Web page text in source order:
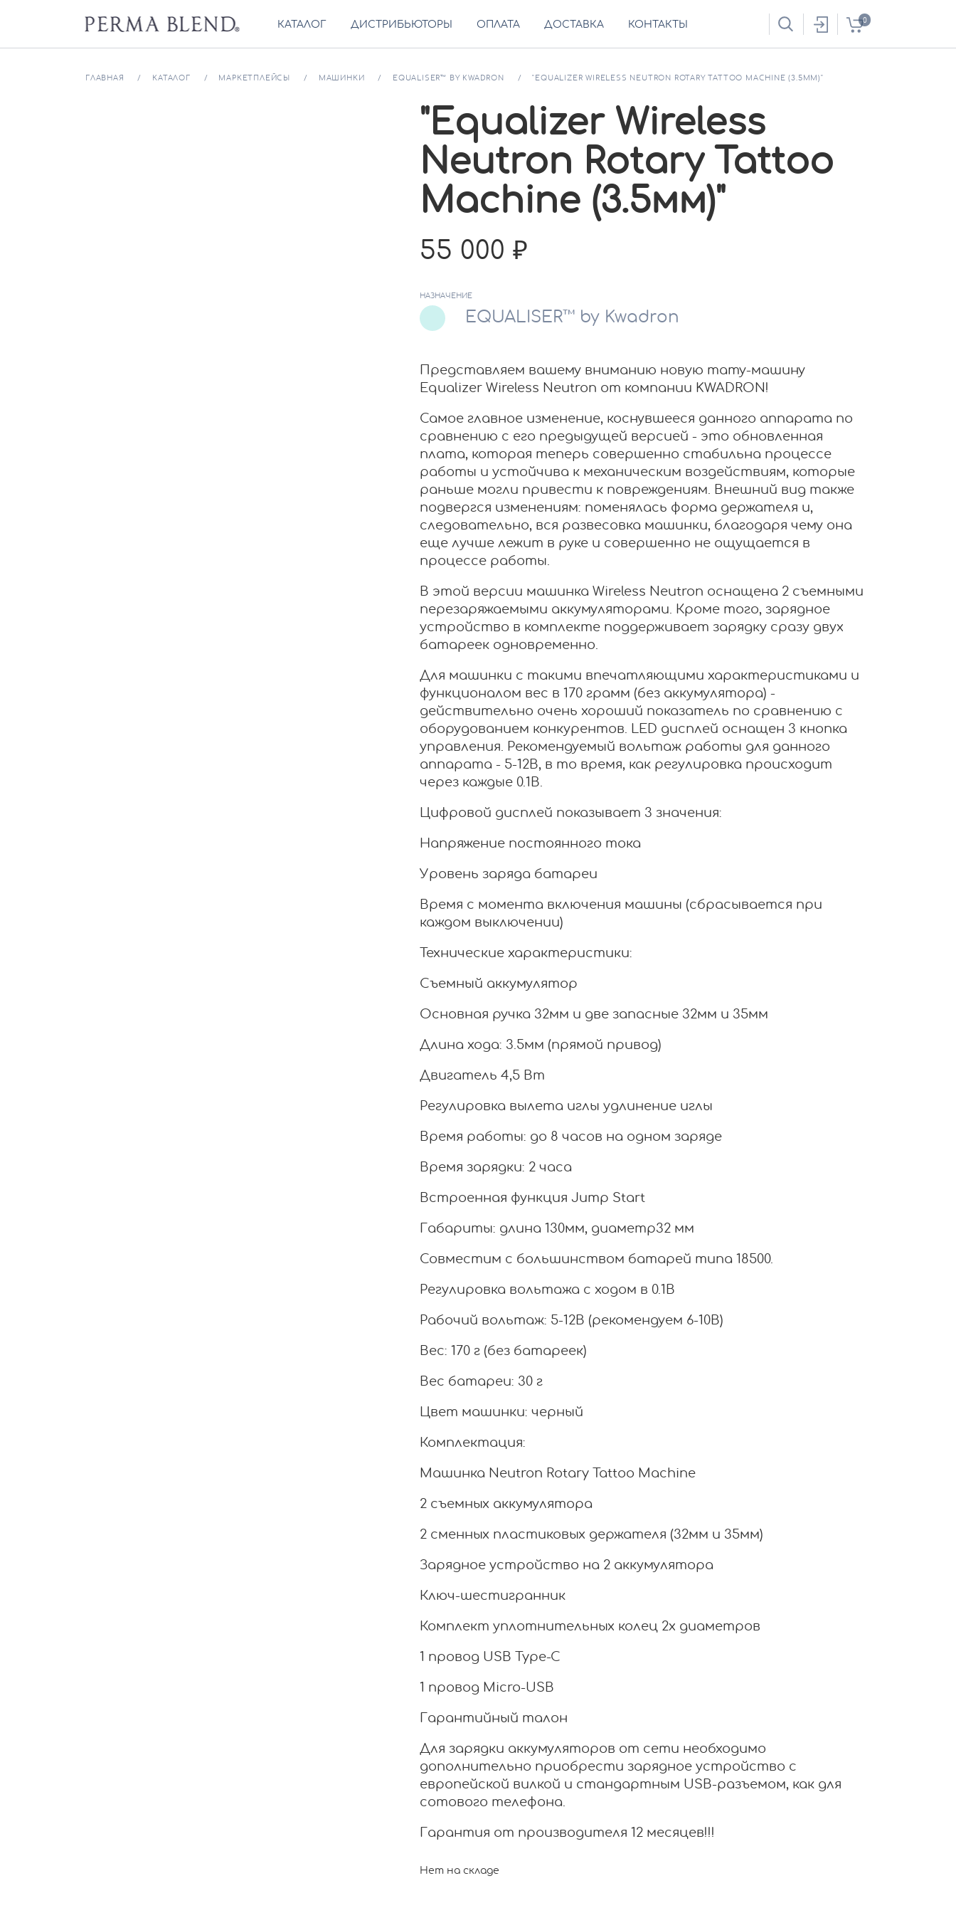
КАТАЛОГ ДИСТРИБЬЮТОРЫ ОПЛАТА ДОСТАВКА КОНТАКТЫ 0
ГЛАВНАЯ КАТАЛОГ МАРКЕТПЛЕЙСЫ МАШИНКИ EQUALISER™ BY KWADRON "EQUALIZER WIRELESS NEUTRON ROTARY TATTOO MACHINE (3.5ММ)"
"Equalizer Wireless
Neutron Rotary Tattoo
Machine (3.5мм)"
55 000
НАЗНАЧЕНИЕ
EQUALISER™ by Kwadron
Представляем вашему вниманию новую тату-машину
Equalizer Wireless Neutron от компании KWADRON!
Самое главное изменение, коснувшееся данного аппарата по
сравнению с его предыдущей версией - это обновленная
плата, которая теперь совершенно стабильна процессе
работы и устойчива к механическим воздействиям, которые
раньше могли привести к повреждениям. Внешний вид также
подвергся изменениям: поменялась форма держателя и,
следовательно, вся развесовка машинки, благодаря чему она
еще лучше лежит в руке и совершенно не ощущается в
процессе работы.
В этой версии машинка Wireless Neutron оснащена 2 съемными
перезаряжаемыми аккумуляторами. Кроме того, зарядное
устройство в комплекте поддерживает зарядку сразу двух
батареек одновременно.
Для машинки с такими впечатляющими характеристиками и
функционалом вес в 170 грамм (без аккумулятора) -
действительно очень хороший показатель по сравнению с
оборудованием конкурентов. LED дисплей оснащен 3 кнопка
управления. Рекомендуемый вольтаж работы для данного
аппарата - 5-12В, в то время, как регулировка происходит
через каждые 0.1В.
Цифровой дисплей показывает 3 значения:
Напряжение постоянного тока
Уровень заряда батареи
Время с момента включения машины (сбрасывается при
каждом выключении)
Технические характеристики:
Съемный аккумулятор
Основная ручка 32мм и две запасные 32мм и 35мм
Длина хода: 3.5мм (прямой привод)
Двигатель 4,5 Вт
Регулировка вылета иглы удлинение иглы
Время работы: до 8 часов на одном заряде
Время зарядки: 2 часа
Встроенная функция Jump Start
Габариты: длина 130мм, диаметр32 мм
Совместим с большинством батарей типа 18500.
Регулировка вольтажа с ходом в 0.1В
Рабочий вольтаж: 5-12В (рекомендуем 6-10В)
Вес: 170 г (без батареек)
Вес батареи: 30 г
Цвет машинки: черный
Комплектация:
Машинка Neutron Rotary Tattoo Machine
2 съемных аккумулятора
2 сменных пластиковых держателя (32мм и 35мм)
Зарядное устройство на 2 аккумулятора
Ключ-шестигранник
Комплект уплотнительных колец 2х диаметров
1 провод USB Type-C
1 провод Micro-USB
Гарантийный талон
Для зарядки аккумуляторов от сети необходимо
дополнительно приобрести зарядное устройство с
европейской вилкой и стандартным USB-разъемом, как для
сотового телефона.
Гарантия от производителя 12 месяцев!!!
Нет на складе